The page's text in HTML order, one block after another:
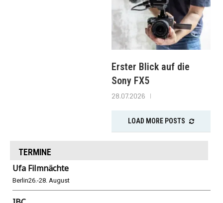
Erster Blick auf die
Sony FX5
28.07.2026
LOAD MORE POSTS
TERMINE
Ufa Filmnächte
Berlin26.-28. August